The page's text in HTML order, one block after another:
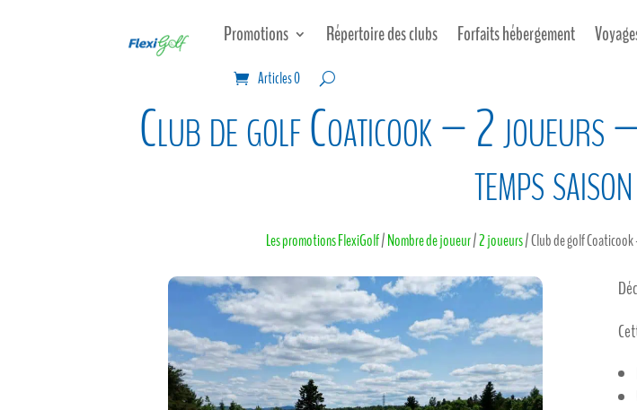
Promotions Répertoire des clubs Forfaits hébergement
Articles 0
Club de golf Coaticook – 2 joueurs
temps
Les promotions FlexiGolf/Nombre de joueur/2 joueurs/ Club de golf